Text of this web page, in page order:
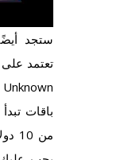
ستجد
تعتمد على
من